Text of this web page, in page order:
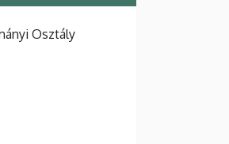
Osztály